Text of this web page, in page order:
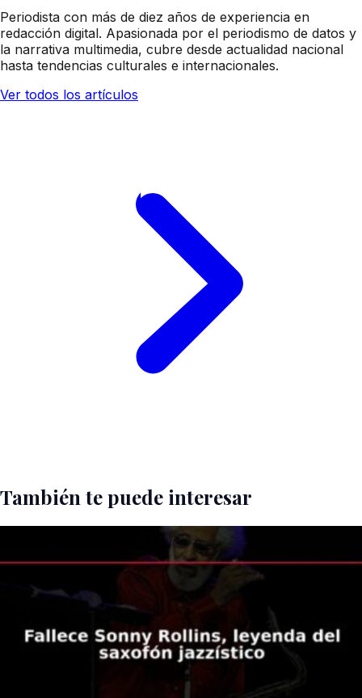
Periodista con más de diez años de experiencia en
redacción digital. Apasionada por el periodismo de datos y
la narrativa multimedia, cubre desde actualidad nacional
hasta tendencias culturales e internacionales.
Ver todos los artículos
También te puede interesar